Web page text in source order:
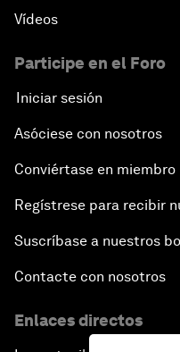
Vídeos
Participe en el Foro
Iniciar sesión
Asóciese con nosotros
Conviértase en miembro
Regístrese para recibir
Suscríbase a nuestros
Contacte con nosotros
Enlaces directos